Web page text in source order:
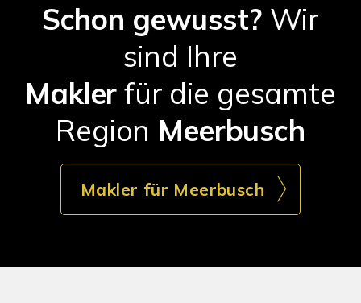
Schon gewusst? Wir
sind Ihre
Makler für die gesamte
Region Meerbusch
Makler für Meerbusch